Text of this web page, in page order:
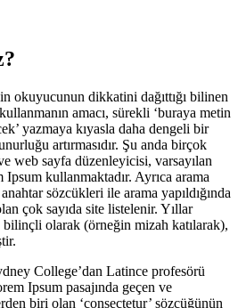
okuyucunun dikkatini dağıttığı bilinen
amacı, sürekli ‘buraya metin
yazmaya kıyasla daha dengeli bir
artırmasıdır. Şu anda birçok
web sayfa düzenleyicisi, varsayılan
kullanmaktadır. Ayrıca arama
sözcükleri ile arama yapıldığında
çok sayıda site listelenir. Yıllar
olarak (örneğin mizah katılarak),
College’dan Latince profesörü
Ipsum pasajında geçen ve
biri olan ‘consectetur’ sözcüğünün